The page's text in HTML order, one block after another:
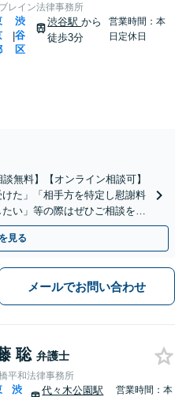
レイン法律事務所
|
渋
谷
区
渋谷駅から
徒歩3分
営業時間：本
日定休日
無料】【オンライン相談可】
た」「相手方を特定し慰謝料
い」等の際はぜひご相談を！
談にも対応！
見る
メールでお問い合わせ
聡 弁護士
平和法律事務所
渋
代々木公園駅
営業時間：本